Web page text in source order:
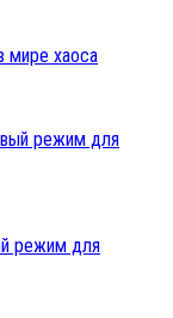
мире хаоса
режим для